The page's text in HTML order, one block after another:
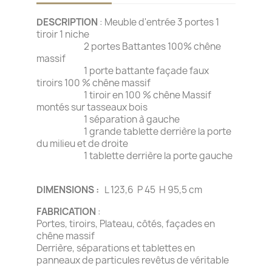
DESCRIPTION : Meuble d'entrée 3 portes 1
tiroir 1 niche
2 portes Battantes 100% chêne
massif
1 porte battante façade faux
tiroirs 100 % chêne massif
1 tiroir en 100 % chêne Massif
montés sur tasseaux bois
1 séparation à gauche
1 grande tablette derrière la porte
du milieu et de droite
1 tablette derrière la porte gauche
DIMENSIONS : L 123,6 P 45 H 95,5 cm
FABRICATION :
Portes, tiroirs, Plateau, côtés, façades en
chêne massif
Derrière, séparations et tablettes en
panneaux de particules revêtus de véritable